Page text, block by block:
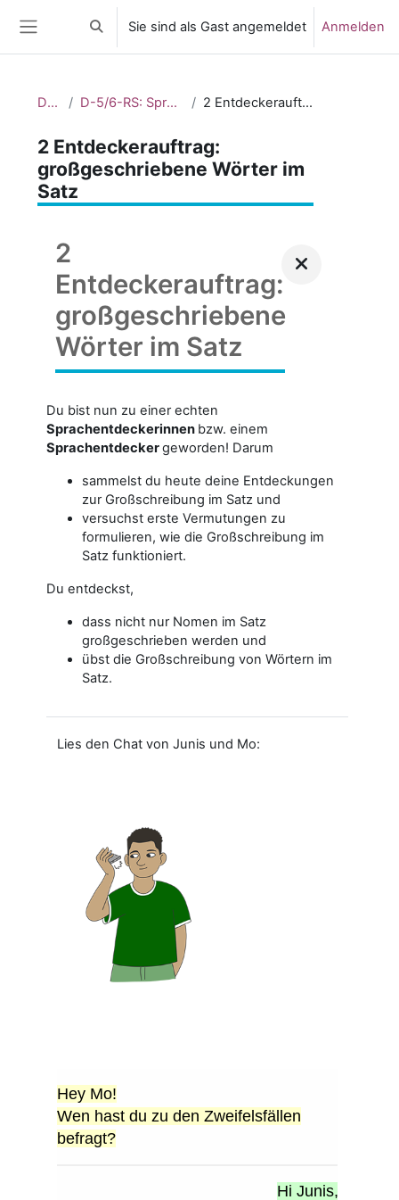
Website-Übersicht
Sucheingabe umschalten
Sie sind als Gast angemeldet Anmelden
Dashboard D-5/6-RS: Sprachliche Zweifelsfälle untersuchen_2 2 Entdeckerauftrag: großgeschriebene Wörter im Satz
2 Entdeckerauftrag:
großgeschriebene Wörter im
Satz
2
Entdeckerauftrag:
großgeschriebene
Wörter im Satz
Du bist nun zu einer echten
Sprachentdeckerinnen bzw. einem
Sprachentdeckergeworden! Darum
sammelst du heute deine Entdeckungen
zur Großschreibung im Satz und
versuchst erste Vermutungen zu
formulieren, wie die Großschreibung im
Satz funktioniert.
Du entdeckst,
dass nicht nur Nomen im Satz
großgeschrieben werden und
übst die Großschreibung von Wörtern im
Satz.
Lies den Chat von Junis und Mo: